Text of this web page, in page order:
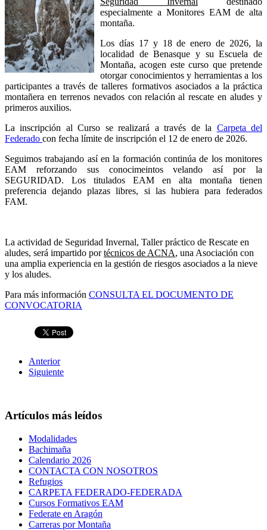
especialmente a Monitores EAM de alta
montaña.
Los días 17 y 18 de enero de 2026, la
localidad de Benasque y su Escuela de
Montaña, acogen este curso que pretende
otorgar conocimientos y herramientas a los
participantes a través de talleres formativos asociados a la práctica
montañera en terrenos nevados con relación al rescate en aludes y
primeros auxilios.
La inscripción al Curso se realizará a través de la Carpeta del
Federado con fecha límite de inscripción el 12 de enero de 2026.
Seguimos trabajando así en la formación continúa de los monitores
EAM reforzando sus conocimeintos velando así por la
SEGURIDAD. Los titulados EAM en alta montaña tienen
preferencia dejando plazas libres, si las hubiera para federados
FAM.
La actividad de Seguridad Invernal, Taller práctico de Rescate en
aludes, será impartido portécnicos de ACNA, una Asociación con
una amplia experiencia en la gestión de riesgos asociados a la nieve
y los aludes.
Para más información CONSULTA EL DOCUMENTO DE
CONVOCATORIA
Anterior
Siguiente
Artículos más leídos
Modalidades
Bachimaña
Calendario 2026
CONTACTA CON NOSOTROS
Refugios
CARPETA FEDERADO-FEDERADA
Cursos Formativos EAM
Federate en Aragón
Carreras por Montaña